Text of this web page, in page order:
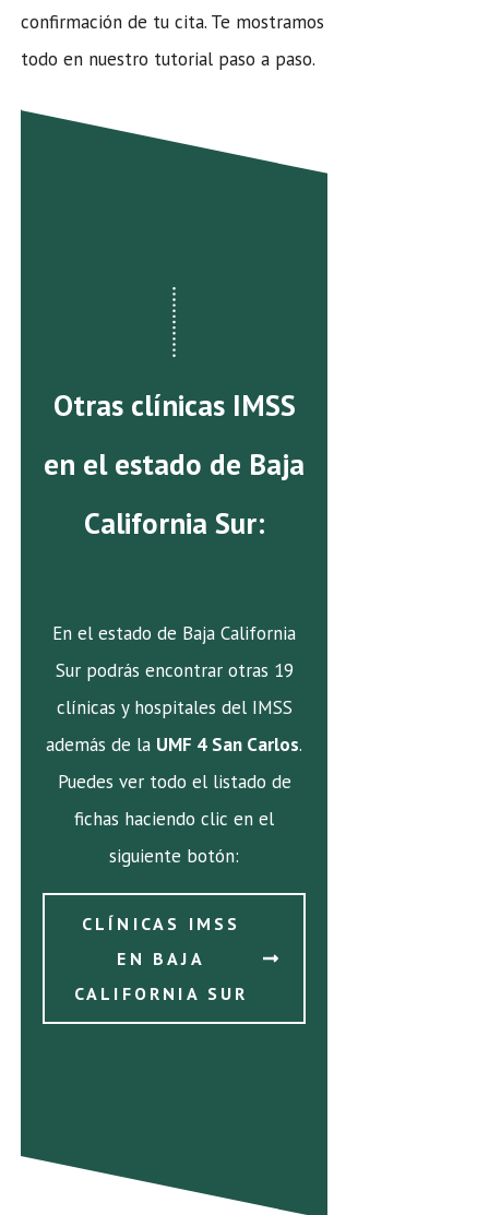
confirmación de tu cita. Te mostramos
todo en nuestro tutorial paso a paso.
Otras clínicas IMSS
en el estado de Baja
California Sur:
En el estado de Baja California
Sur podrás encontrar otras 19
clínicas y hospitales del IMSS
además de la UMF 4 San Carlos.
Puedes ver todo el listado de
fichas haciendo clic en el
siguiente botón:
CLÍNICAS IMSS
EN BAJA
CALIFORNIA SUR